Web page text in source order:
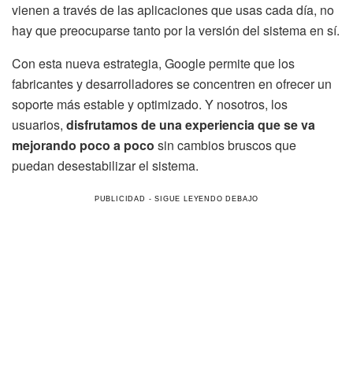
vienen a través de las aplicaciones que usas cada día, no
hay que preocuparse tanto por la versión del sistema en sí.
Con esta nueva estrategia, Google permite que los
fabricantes y desarrolladores se concentren en ofrecer un
soporte más estable y optimizado. Y nosotros, los
usuarios, disfrutamos de una experiencia que se va
mejorando poco a poco sin cambios bruscos que
puedan desestabilizar el sistema.